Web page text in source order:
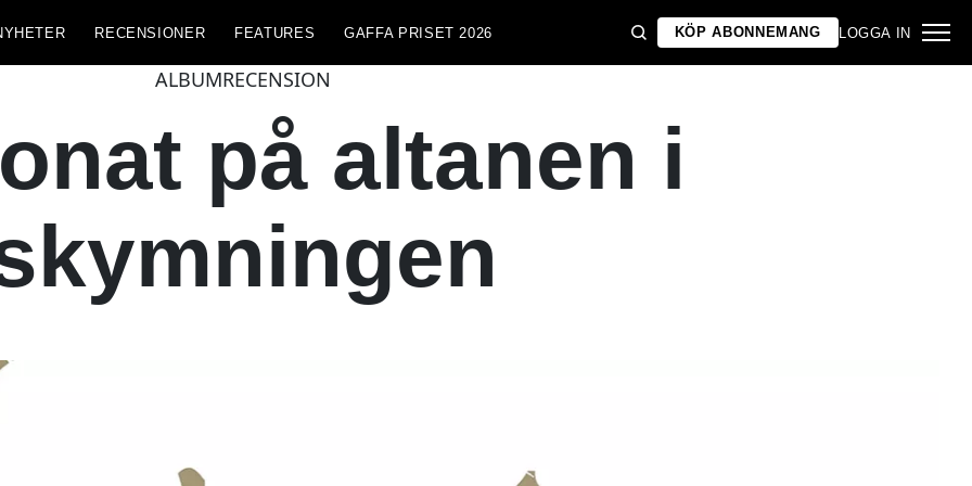
RECENSIONER FEATURES GAFFA PRISET 2026 KÖP ABONNEMANG LOGGA IN
ALBUMRECENSION
på altanen i